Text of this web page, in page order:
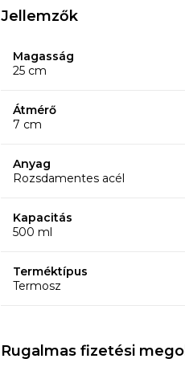
Jellemzők
Magasság
25 cm
Átmérő
7 cm
Anyag
Rozsdamentes acél
Kapacitás
500 ml
Terméktípus
Termosz
Rugalmas fizetési